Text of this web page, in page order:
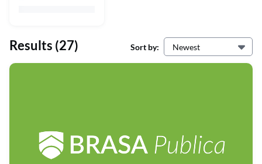
Results (27) Sort by: Newest